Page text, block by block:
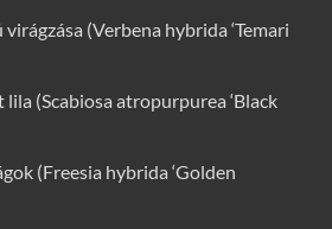
(Verbena hybrida ‘Temari
(Scabiosa atropurpurea ‘Black
(Freesia hybrida ‘Golden